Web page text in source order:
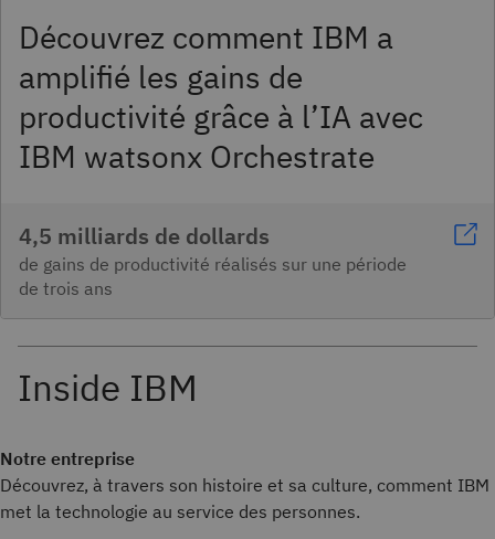
Découvrez comment IBM a
amplifié les gains de
productivité grâce à l’IA avec
IBM watsonx Orchestrate
4,5 milliards de dollards
de gains de productivité réalisés sur une période
de trois ans
Notre entreprise
Découvrez, à travers son histoire et sa culture, comment IBM
met la technologie au service des personnes.